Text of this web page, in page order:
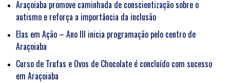
Araçoiaba promove caminhada de conscientização sobre o
autismo e reforça a importância da inclusão
Elas em Ação – Ano III inicia programação pelo centro de
Araçoiaba
Curso de Trufas e Ovos de Chocolate é concluído com sucesso
em Araçoiaba